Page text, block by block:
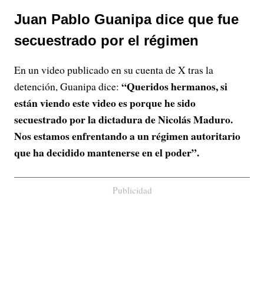
Juan Pablo Guanipa dice que fue
secuestrado por el régimen
En un video publicado en su cuenta de X tras la
detención, Guanipa dice: “Queridos hermanos, si
están viendo este video es porque he sido
secuestrado por la dictadura de Nicolás Maduro.
Nos estamos enfrentando a un régimen autoritario
que ha decidido mantenerse en el poder”.
Publicidad